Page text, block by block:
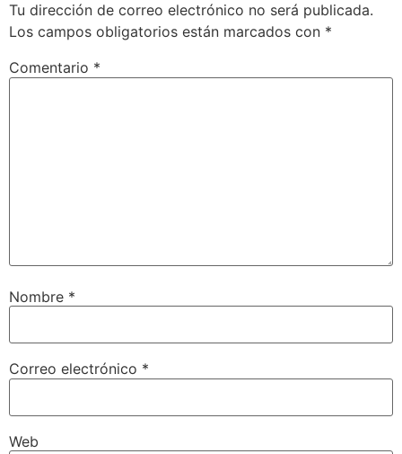
Tu dirección de correo electrónico no será publicada.
Los campos obligatorios están marcados con *
Comentario *
Nombre *
Correo electrónico *
Web